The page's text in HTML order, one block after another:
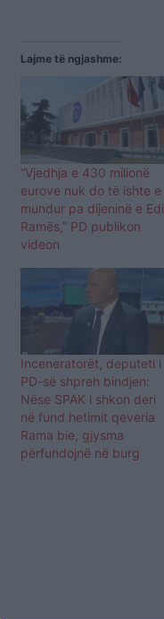
Lajme të ngjashme:
“Vjedhja e 430 milionë
eurove nuk do të ishte e
mundur pa dijeninë e Edi
Ramës,” PD publikon
videon
Inceneratorët, deputeti i
PD-së shpreh bindjen:
Nëse SPAK i shkon deri
në fund hetimit qeveria
Rama bie, gjysma
përfundojnë në burg